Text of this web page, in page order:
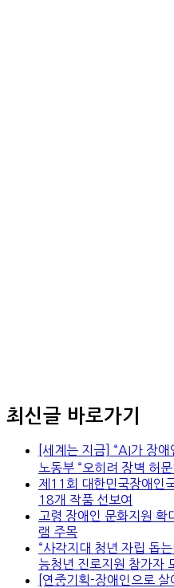
최신글 바로가기
[세계는 지금] “AI가 장
노동부 “오히려 장벽 허문
제11회 대한민국장애인
18개 작품 선보여
고령 장애인 문화지원
램 주목
“사각지대 청년 자립 돕
능청년 진로지원 참가자
[연중기획-장애인으로